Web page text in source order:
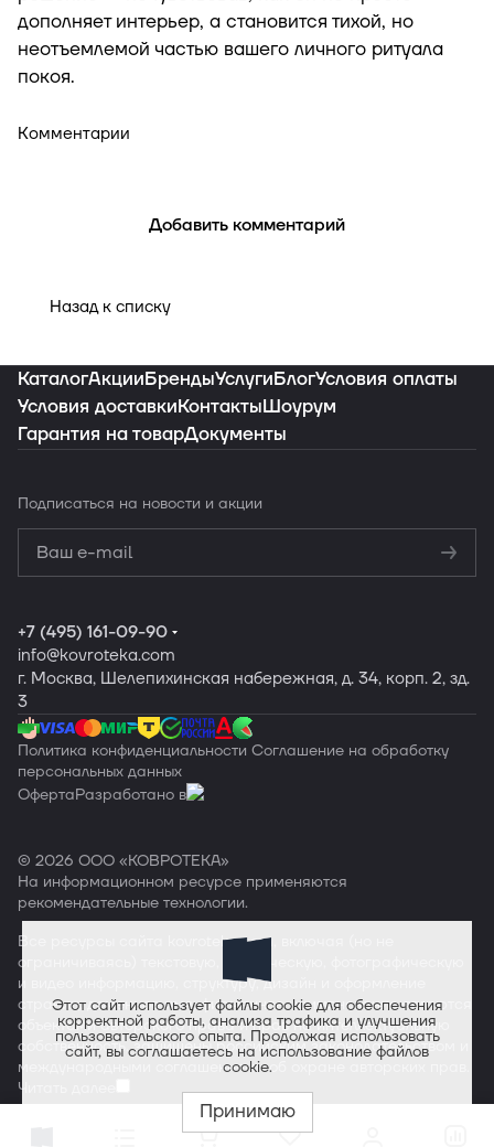
дополняет интерьер, а становится тихой, но
неотъемлемой частью вашего личного ритуала
покоя.
Комментарии
Добавить комментарий
Назад к списку
КаталогАкцииБрендыУслугиБлогУсловия оплаты
Условия доставкиКонтактыШоурум
Гарантия на товарДокументы
Подписаться на новости и акции
конфиденциальности
Обработку
персональных данных
+7 (495) 161-09-90
info@kovroteka.com
г. Москва, Шелепихинская набережная, д. 34, корп. 2, зд.
3
Политика конфиденциальности Соглашение на обработку
персональных данных
ОфертаРазработано в
© 2026 ООО «КОВРОТЕКА»
На информационном ресурсе применяются
рекомендательные технологии.
Все ресурсы сайта
kovroteka.com
ограничиваясь) текстовую, графическую, фотографическую
и видео информацию, структуру, дизайн и оформление
страниц, доменное имя, фирменное наименование являются
объектами авторского права и прав на интеллектуальную
собственность, защищены российским законодательством и
международными соглашениями об охране авторских прав.
Читать далее
Этот сайт использует файлы cookie для обеспечения
корректной работы, анализа трафика и улучшения
пользовательского опыта. Продолжая использовать
сайт, вы соглашаетесь на использование файлов
cookie.
Принимаю